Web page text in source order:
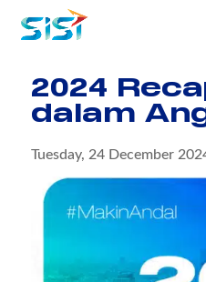
2024
dalam
Tuesday, 24 December